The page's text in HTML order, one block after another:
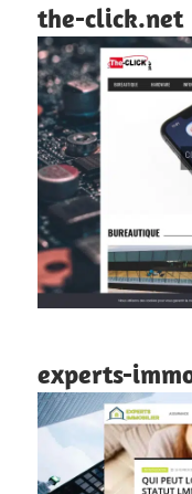
the-click.net
experts-